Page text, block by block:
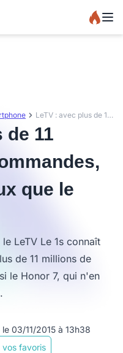
LeTV : avec plus de 11 millions de précommandes, le Le 1s fait mieux que le Honor 7
de 11
que le
LeTV Le 1s connaît
de 11 millions de
le Honor 7, qui n'en
03/11/2015 à 13h38
vos favoris